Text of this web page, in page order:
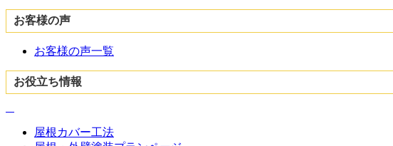
お客様の声
お客様の声一覧
お役立ち情報
屋根カバー工法